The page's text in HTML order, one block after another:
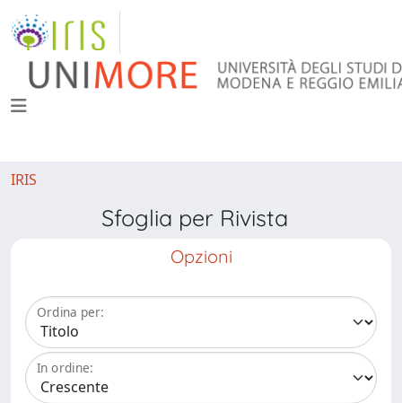
IRIS
Sfoglia per Rivista
Opzioni
Ordina per:
In ordine: